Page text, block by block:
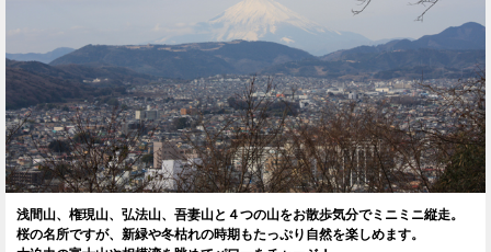
浅間山、権現山、弘法山、吾妻山と４つの山をお散歩気分でミニミニ縦走。
桜の名所ですが、新緑や冬枯れの時期もたっぷり自然を楽しめます。